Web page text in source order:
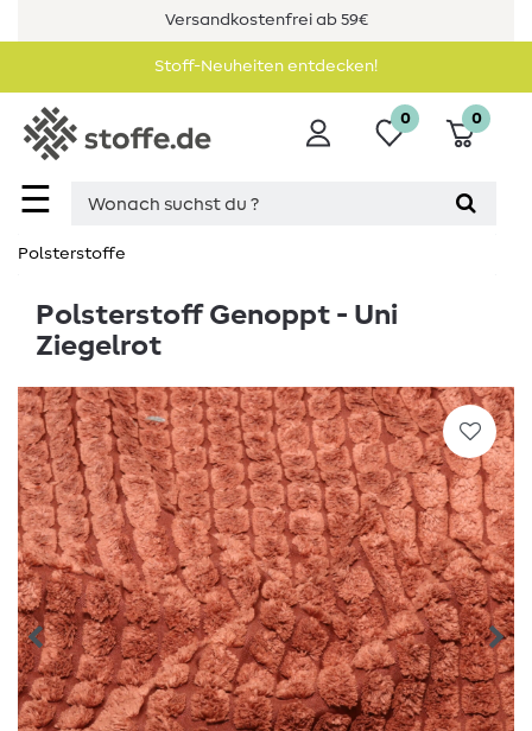
Versandkostenfrei ab 59€
Stoff-Neuheiten entdecken!
☰
0 0
Polsterstoffe
Polsterstoff Genoppt - Uni
Ziegelrot